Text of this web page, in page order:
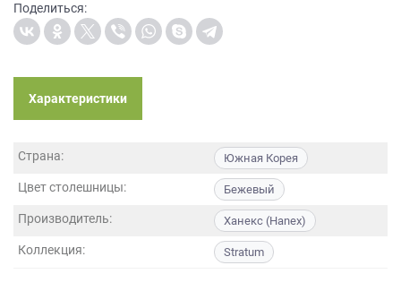
Поделиться:
Характеристики
Страна: Южная Корея
Цвет столешницы: Бежевый
Производитель: Ханекс (Hanex)
Коллекция: Stratum
условиях
Политики
персональных
данных.